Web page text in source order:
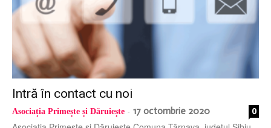
Intră în contact cu noi
Asociația Primește și Dăruiește - 17 octombrie 2020 0